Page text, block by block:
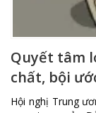
Quyết tâm
chất, bội
Hội nghị Trung